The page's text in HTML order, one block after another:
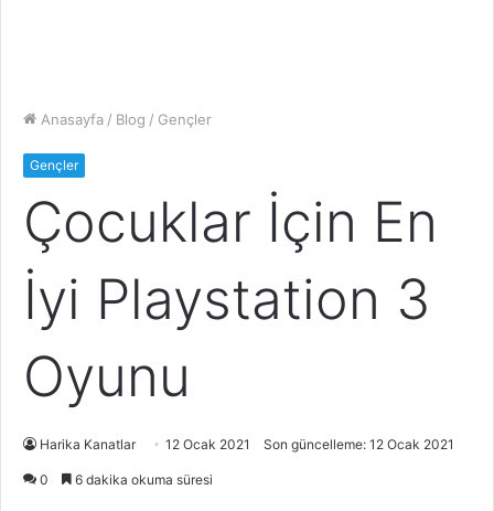
Anasayfa / Blog / Gençler
Gençler
Çocuklar İçin En
İyi Playstation 3
Oyunu
Harika Kanatlar 12 Ocak 2021 Son güncelleme: 12 Ocak 2021
0 6 dakika okuma süresi